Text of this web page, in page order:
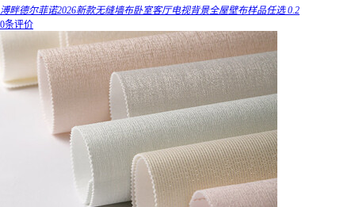
溥畔德尔菲诺2026新款无缝墙布卧室客厅电视背景全屋壁布样品任选 0.2
0条评价